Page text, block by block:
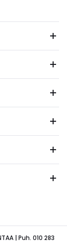
| Puh. 010 283